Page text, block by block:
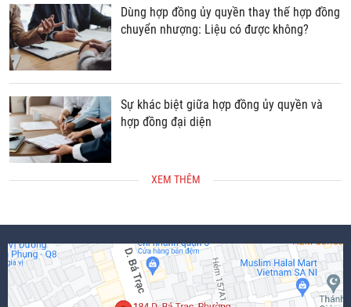
Dùng hợp đồng ủy quyền thay thế hợp đồng
chuyển nhượng: Liệu có được không?
Sự khác biệt giữa hợp đồng ủy quyền và
hợp đồng đại diện
XEM THÊM